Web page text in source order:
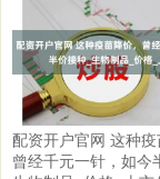
配资开户官网 这种疫
曾经千元一针，如今